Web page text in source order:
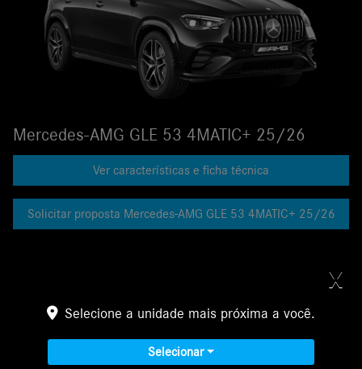
Mercedes-AMG GLE 53 4MATIC+ 25/26
Ver características e ficha técnica
Solicitar proposta Mercedes-AMG GLE 53 4MATIC+ 25/26
AMG GLE
X
Selecione a unidade mais próxima a você.
Selecionar